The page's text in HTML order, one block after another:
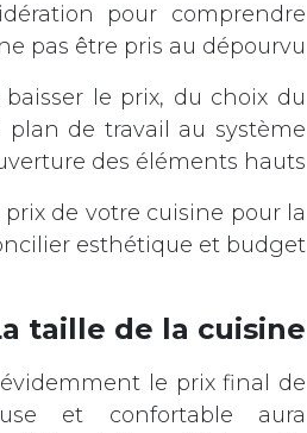
pour comprendre
pas être pris au dépourvu.
le prix, du choix du
de travail au système
des éléments hauts.
de votre cuisine pour la
esthétique et budget.
taille de la cuisine
le prix final de
et confortable aura